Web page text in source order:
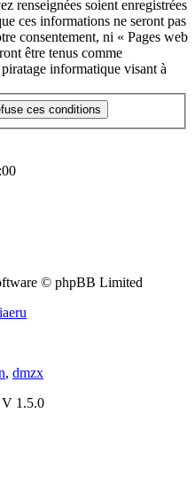
renseignées soient enregistrées
ces informations ne seront pas
consentement, ni « Pages web
être tenus comme
informatique visant à
© phpBB Limited
, dmzx
V 1.5.0